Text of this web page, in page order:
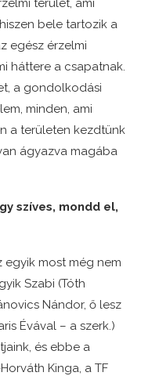
terület, ami
bele tartozik a
egész érzelmi
háttere a csapatnak.
a gondolkodási
minden, ami
a területen kezdtünk
ágyazva magába
szíves, mondd el,
egyik most még nem
Szabi (Tóth
Nándor, ő lesz
Évával – a szerk.)
és ebbe a
Kinga, a TF